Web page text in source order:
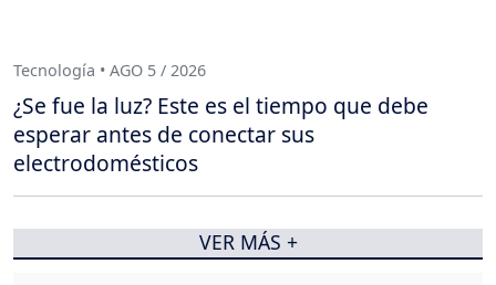
Tecnología • AGO 5 / 2026
¿Se fue la luz? Este es el tiempo que debe
esperar antes de conectar sus
electrodomésticos
VER MÁS +